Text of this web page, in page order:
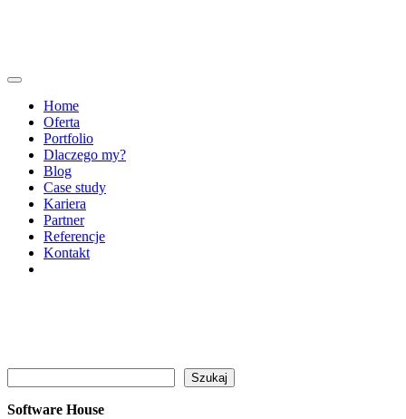
Home
Oferta
Portfolio
Dlaczego my?
Blog
Case study
Kariera
Partner
Referencje
Kontakt
Szukaj
Software House